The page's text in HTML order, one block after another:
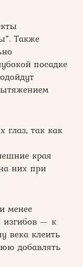
Также
посадке
глаз, так как
края
них при
менее
изгибов — к
века клеить
добавлять